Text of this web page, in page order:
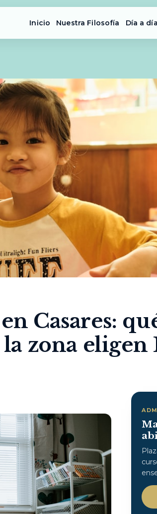
Inicio Nuestra Filosofía Día a día
Casares:
zona eligen